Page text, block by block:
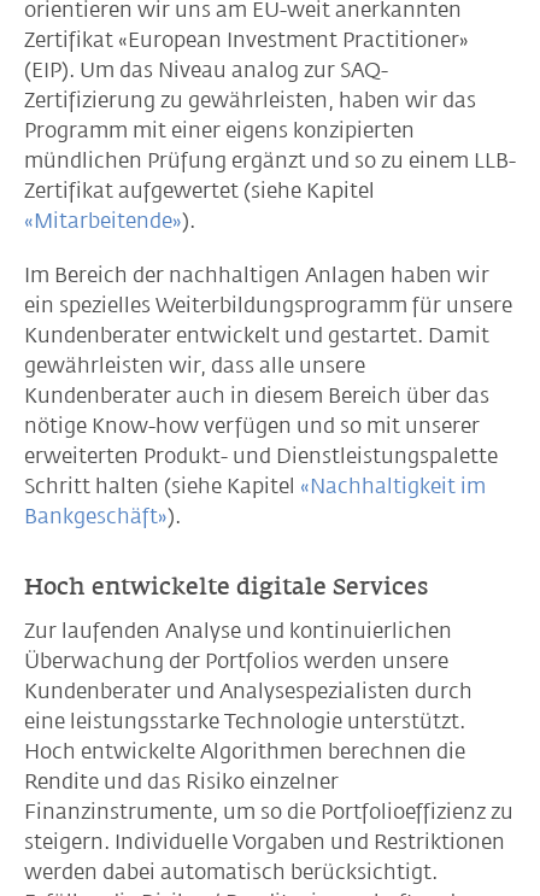
orientieren wir uns am EU-weit anerkannten
Zertifikat «European Investment Practitioner»
(EIP). Um das Niveau analog zur SAQ-
Zertifizierung zu gewährleisten, haben wir das
Programm mit einer eigens konzipierten
mündlichen Prüfung ergänzt und so zu einem LLB-
Zertifikat aufgewertet (siehe Kapitel
«Mitarbeitende»).
Im Bereich der nachhaltigen Anlagen haben wir
ein spezielles Weiterbildungsprogramm für unsere
Kundenberater entwickelt und gestartet. Damit
gewährleisten wir, dass alle unsere
Kundenberater auch in diesem Bereich über das
nötige Know-how verfügen und so mit unserer
erweiterten Produkt- und Dienstleistungspalette
Schritt halten (siehe Kapitel «Nachhaltigkeit im
Bankgeschäft»).
Hoch entwickelte digitale Services
Zur laufenden Analyse und kontinuierlichen
Überwachung der Portfolios werden unsere
Kundenberater und Analysespezialisten durch
eine leistungsstarke Technologie unterstützt.
Hoch entwickelte Algorithmen berechnen die
Rendite und das Risiko einzelner
Finanzinstrumente, um so die Portfolioeffizienz zu
steigern. Individuelle Vorgaben und Restriktionen
werden dabei automatisch berücksichtigt.